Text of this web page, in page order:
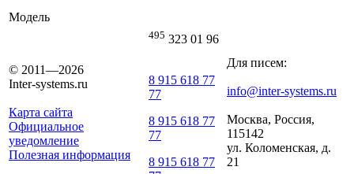
Модель
© 2011—2026
Inter-systems.ru
Карта сайта
Официальное
уведомление
Полезная информация
495 323 01 96
8 915 618 77
77
8 915 618 77
77
8 915 618 77
Для писем:
info@inter-systems.ru
Москва, Россия,
115142
ул. Коломенская, д.
21